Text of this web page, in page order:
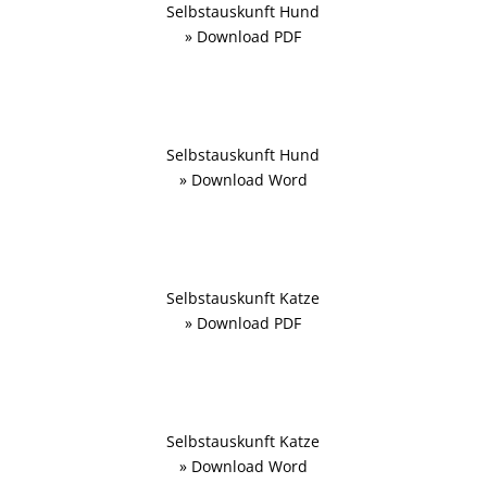
Selbstauskunft Hund
» Download PDF
Selbstauskunft Hund
» Download Word
Selbstauskunft Katze
» Download PDF
Selbstauskunft Katze
» Download Word